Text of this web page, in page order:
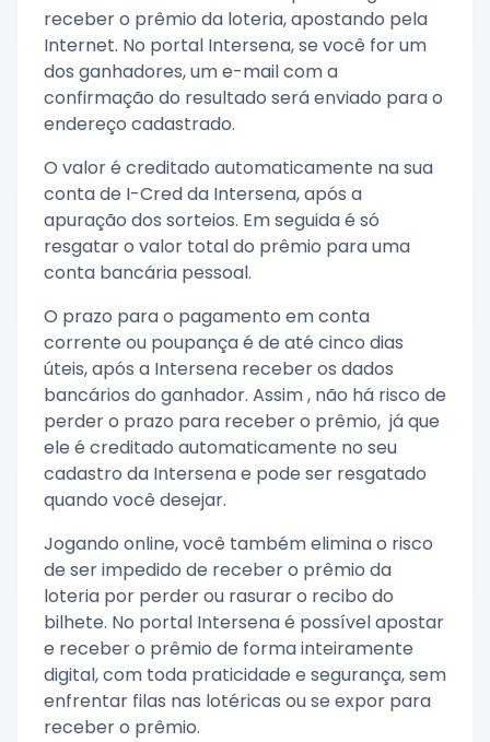
receber o prêmio da loteria, apostando pela
Internet. No portal Intersena, se você for um
dos ganhadores, um e-mail com a
confirmação do resultado será enviado para o
endereço cadastrado.
O valor é creditado automaticamente na sua
conta de I-Cred da Intersena, após a
apuração dos sorteios. Em seguida é só
resgatar o valor total do prêmio para uma
conta bancária pessoal.
O prazo para o pagamento em conta
corrente ou poupança é de até cinco dias
úteis, após a Intersena receber os dados
bancários do ganhador. Assim , não há risco de
perder o prazo para receber o prêmio, já que
ele é creditado automaticamente no seu
cadastro da Intersena e pode ser resgatado
quando você desejar.
Jogando online, você também elimina o risco
de ser impedido de receber o prêmio da
loteria por perder ou rasurar o recibo do
bilhete. No portal Intersena é possível apostar
e receber o prêmio de forma inteiramente
digital, com toda praticidade e segurança, sem
enfrentar filas nas lotéricas ou se expor para
receber o prêmio.